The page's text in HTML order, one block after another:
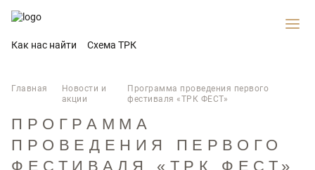
Как нас найти Схема ТРК
Главная
Новости и
акции
Программа проведения первого
фестиваля «ТРК ФЕСТ»
ПРОГРАММА
ПРОВЕДЕНИЯ ПЕРВОГО
ФЕСТИВАЛЯ «ТРК ФЕСТ»